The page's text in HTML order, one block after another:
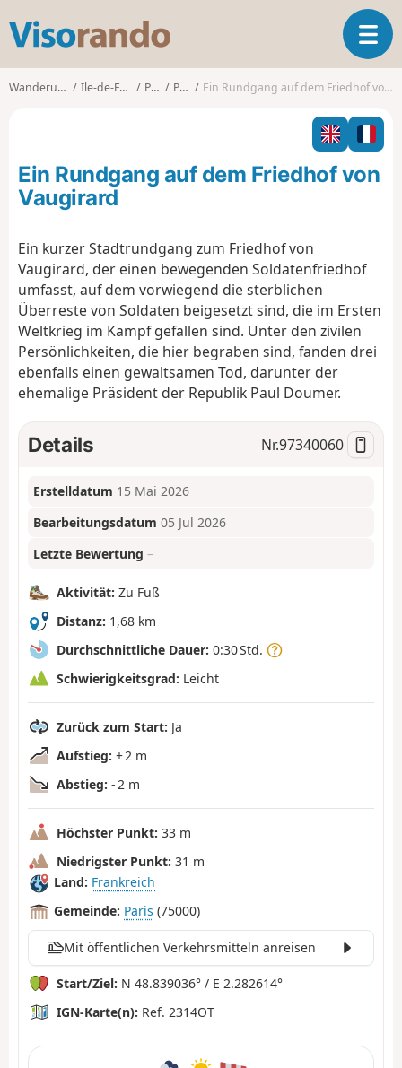
s
o
o
T
o
g
l
n
a
o
Wanderungen Ile-de-France Paris Paris Ein Rundgang auf dem Friedhof von Vaugirard
Ein Rundgang auf dem Friedhof von
Vaugirard
Ein kurzer Stadtrundgang zum Friedhof von
Vaugirard, der einen bewegenden Soldatenfriedhof
umfasst, auf dem vorwiegend die sterblichen
Überreste von Soldaten beigesetzt sind, die im Ersten
Weltkrieg im Kampf gefallen sind. Unter den zivilen
Persönlichkeiten, die hier begraben sind, fanden drei
ebenfalls einen gewaltsamen Tod, darunter der
ehemalige Präsident der Republik Paul Doumer.
Details Nr.97340060
Erstelldatum 15 Mai 2026
Bearbeitungsdatum 05 Jul 2026
Letzte Bewertung –
Aktivität: Zu Fuß
Distanz: 1,68 km
Durchschnittliche Dauer: 0:30 Std.
Schwierigkeitsgrad: Leicht
Zurück zum Start: Ja
Aufstieg: + 2 m
Abstieg: - 2 m
Höchster Punkt: 33 m
Niedrigster Punkt: 31 m
Land: Frankreich
Gemeinde: Paris (75000)
Mit öffentlichen Verkehrsmitteln anreisen
Start/Ziel: N 48.839036° / E 2.282614°
IGN-Karte(n): Ref. 2314OT